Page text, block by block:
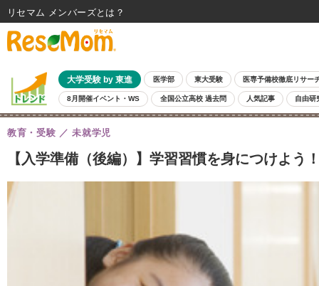
大学受験 by 東進 医学部 東大受験 医専予備校徹底リサー
8月開催イベント・WS 全国公立高校 過去問 人気記事 自由研
【入学準備（後編）】学習習慣を身につけよ
教育・受験 未就学児
リセマム メンバーズ